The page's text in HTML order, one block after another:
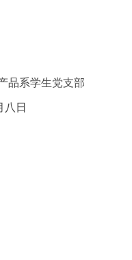
品系学生党支部
八日